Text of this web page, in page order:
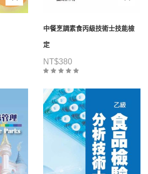
中餐烹調素食丙級技術士技能檢
定
NT$380